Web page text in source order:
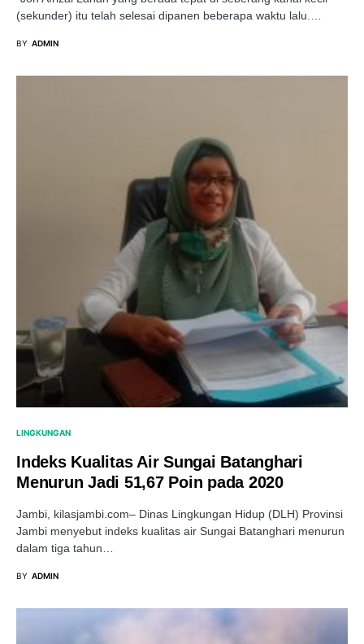
(sekunder) itu telah selesai dipanen beberapa waktu lalu.…
BY ADMIN
LINGKUNGAN
Indeks Kualitas Air Sungai Batanghari
Menurun Jadi 51,67 Poin pada 2020
Jambi, kilasjambi.com– Dinas Lingkungan Hidup (DLH) Provinsi
Jambi menyebut indeks kualitas air Sungai Batanghari menurun
dalam tiga tahun…
BY ADMIN